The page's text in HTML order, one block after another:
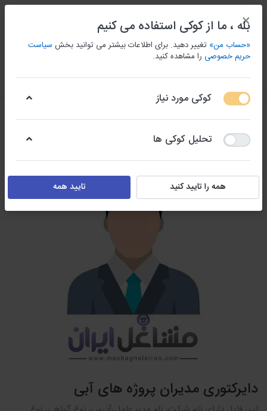
منو ورود/ثبت نام مقايسه كردن علاقه مندی سبد
دایرکتوری مدیران پروژه های آبی
×
بله ، ما از کوکی استفاده می کنیم
«حساب من» تغییر دهید. برای اطلاعات بیشتر می توانید بخش سیاست
حریم خصوصی را مشاهده کنید.
کوکی مورد نیاز
تحلیل کوکی ها
همه را تایید کنید تایید همه